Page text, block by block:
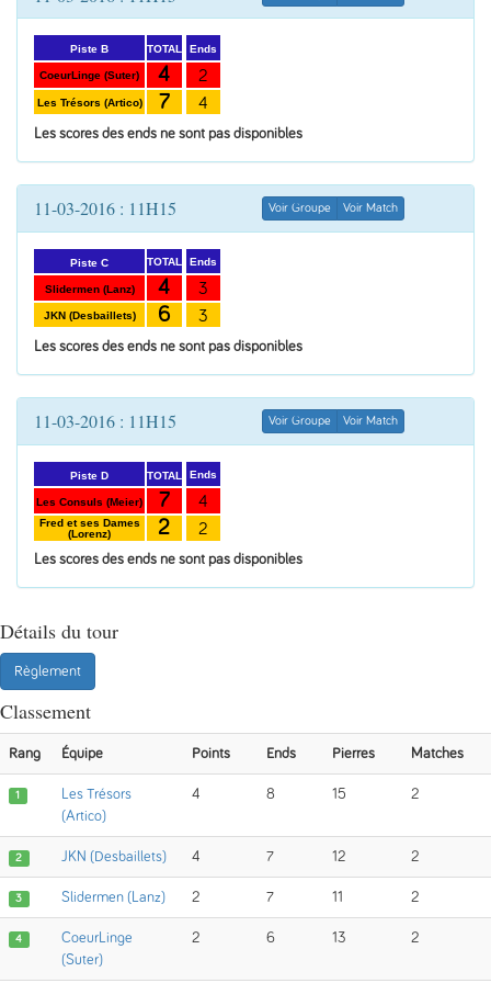
Piste B
CoeurLinge (Suter)
Les Trésors (Artico)
TOTAL
4
7
Ends
2
4
Les scores des ends ne sont pas disponibles
11-03-2016 : 11H15 Voir Groupe Voir Match
Piste C
Slidermen (Lanz)
JKN (Desbaillets)
TOTAL
4
6
Ends
3
3
Les scores des ends ne sont pas disponibles
11-03-2016 : 11H15 Voir Groupe Voir Match
Piste D
Les Consuls (Meier)
Fred et ses Dames
(Lorenz)
TOTAL
7
2
Ends
4
2
Les scores des ends ne sont pas disponibles
Détails du tour
Règlement
Classement
Rang Équipe Points Ends Pierres Matches
1
Les Trésors
(Artico)
4 8 15 2
2 JKN (Desbaillets) 4 7 12 2
3 Slidermen (Lanz) 2 7 11 2
4
CoeurLinge
(Suter)
2 6 13 2